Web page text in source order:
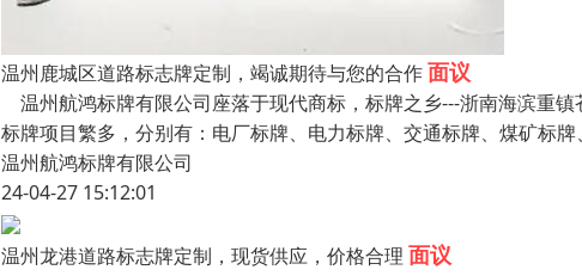
温州鹿城区道路标志牌定制，竭诚期待与您的合作面议
温州航鸿标牌有限公司座落于现代商标，标牌之乡---浙南海滨重
标牌项目繁多，分别有：电厂标牌、电力标牌、交通标牌、煤矿标
温州航鸿标牌有限公司
24-04-27 15:12:01
温州龙港道路标志牌定制，现货供应，价格合理 面议